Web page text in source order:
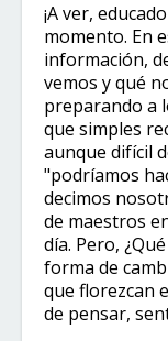
¡A ver,
momento. En
información,
vemos y qué
preparando a
que simples
aunque difícil
"podríamos
decimos
de maestros
día. Pero,
forma de
que florezcan
de pensar,